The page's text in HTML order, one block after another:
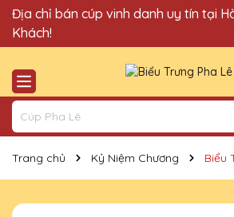
Quà Tặng Cúp Pha Lê Vinh Danh An
Khách!
Địa chỉ bán cúp vinh danh uy tín tại
Trang chủ Kỷ Niệm Chương Biểu